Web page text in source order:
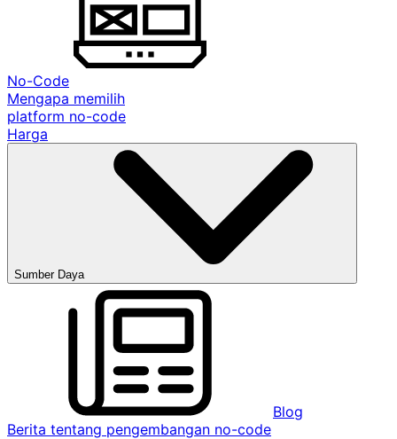
No-Code
Mengapa memilih
platform no-code
Harga
Sumber Daya
Blog
Berita tentang pengembangan no-code